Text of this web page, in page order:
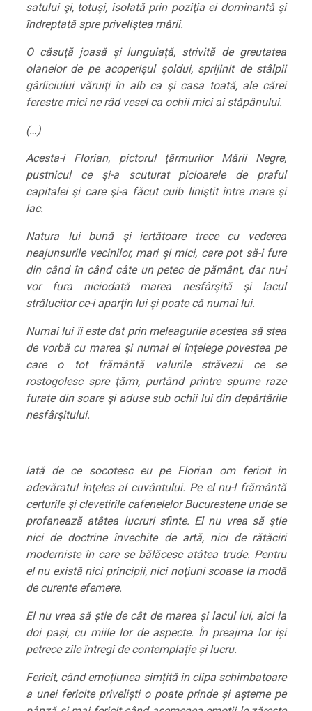
satului şi, totuşi, isolată prin poziţia ei dominantă şi
îndreptată spre priveliştea mării.
O căsuţă joasă şi lunguiaţă, strivită de greutatea
olanelor de pe acoperişul şoldui, sprijinit de stâlpii
gârliciului văruiţi în alb ca şi casa toată, ale cărei
ferestre mici ne râd vesel ca ochii mici ai stăpânului.
(…)
Acesta-i Florian, pictorul ţărmurilor Mării Negre,
pustnicul ce şi-a scuturat picioarele de praful
capitalei şi care şi-a făcut cuib liniştit între mare şi
lac.
Natura lui bună şi iertătoare trece cu vederea
neajunsurile vecinilor, mari şi mici, care pot să-i fure
din când în când câte un petec de pământ, dar nu-i
vor fura niciodată marea nesfârşită şi lacul
strălucitor ce-i aparţin lui şi poate că numai lui.
Numai lui îi este dat prin meleagurile acestea să stea
de vorbă cu marea şi numai el înţelege povestea pe
care o tot frământă valurile străvezii ce se
rostogolesc spre ţărm, purtând printre spume raze
furate din soare şi aduse sub ochii lui din depărtările
nesfârşitului.
lată de ce socotesc eu pe Florian om fericit în
adevăratul înţeles al cuvântului. Pe el nu-l frământă
certurile şi clevetirile cafenelelor Bucurestene unde se
profanează atâtea lucruri sfinte. El nu vrea să ştie
nici de doctrine învechite de artă, nici de rătăciri
moderniste în care se bălăcesc atâtea trude. Pentru
el nu există nici principii, nici noţiuni scoase la modă
de curente efemere.
El nu vrea să știe de cât de marea și lacul lui, aici la
doi pași, cu miile lor de aspecte. În preajma lor iși
petrece zile întregi de contemplație și lucru.
Fericit, când emoțiunea simțită in clipa schimbatoare
a unei fericite priveliști o poate prinde și așterne pe